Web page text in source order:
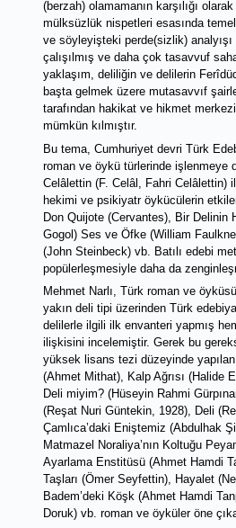
(berzah) olamamanın karşılığı
mülksüzlük nispetleri esasında
ve söyleyişteki perde(sizlik)
çalışılmış ve daha çok tasavvuf
yaklaşım, deliliğin ve delilerin
başta gelmek üzere mutasavvıf
tarafından hakikat ve hikmet
mümkün kılmıştır.
Bu tema, Cumhuriyet devri Türk
roman ve öykü türlerinde işlenmeye
Celâlettin (F. Celâl, Fahri Celâlettin)
hekimi ve psikiyatr öykücülerin
Don Quijote (Cervantes), Bir Delinin
Gogol) Ses ve Öfke (William
(John Steinbeck) vb. Batılı edebi
popülerleşmesiyle daha da
Mehmet Narlı, Türk roman ve
yakın deli tipi üzerinden Türk
delilerle ilgili ilk envanteri yapmış
ilişkisini incelemiştir. Gerek bu
yüksek lisans tezi düzeyinde
(Ahmet Mithat), Kalp Ağrısı (Halide
Deli miyim? (Hüseyin Rahmi
(Reşat Nuri Güntekin, 1928), Deli
Çamlıca’daki Eniştemiz (Abdulhak
Matmazel Noraliya’nın Koltuğu
Ayarlama Enstitüsü (Ahmet Hamdi
Taşları (Ömer Seyfettin), Hayalet
Badem’deki Köşk (Ahmet Hamdi
Doruk) vb. roman ve öyküler öne